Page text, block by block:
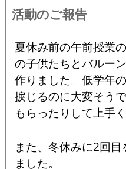
活動のご報告
夏休み前の午前授業
の子供たちとバルー
作りました。低学年
捩じるのに大変そう
もらったりして上手
また、冬休みに2回
ました。